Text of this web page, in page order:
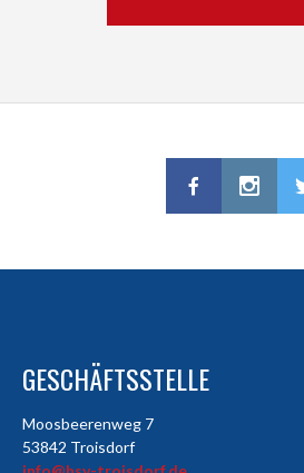
GESCHÄFTSSTELLE
Moosbeerenweg 7
53842 Troisdorf